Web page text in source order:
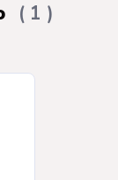
1